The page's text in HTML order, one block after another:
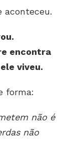
aconteceu.
encontra
viveu.
forma:
não é
não